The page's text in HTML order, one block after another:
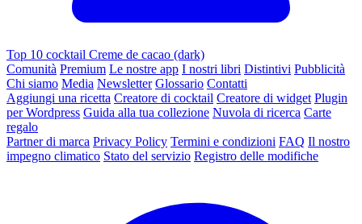
Top 10 cocktail Creme de cacao (dark)
Comunità Premium Le nostre app I nostri libri Distintivi Pubblicità
Chi siamo Media Newsletter Glossario Contatti
Aggiungi una ricetta Creatore di cocktail Creatore di widget Plugin
per Wordpress Guida alla tua collezione Nuvola di ricerca Carte
regalo
Partner di marca Privacy Policy Termini e condizioni FAQ Il nostro
impegno climatico Stato del servizio Registro delle modifiche